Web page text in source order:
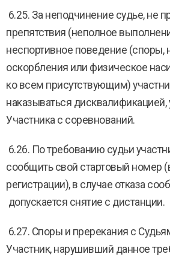
6.25. За неподчинение судье, не
препятствия (неполное
неспортивное поведение (споры,
оскорбления или физическое
ко всем присутствующим)
наказываться
Участника с соревнований.
6.26. По требованию судьи
сообщить свой стартовый номер
регистрации), в случае отказа
допускается снятие с дистанции.
6.27. Споры и пререкания с
Участник, нарушивший данное